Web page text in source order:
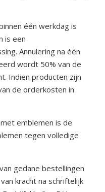
één werkdag is
is een
Annulering na één
wordt 50% van de
Indien producten zijn
de orderkosten in
emblemen is de
tegen volledige
gedane bestellingen
kracht na schriftelijk